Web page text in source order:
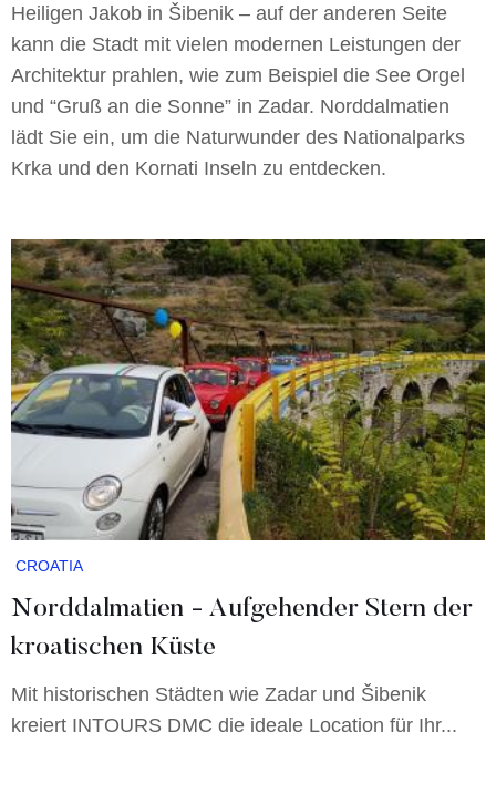
Heiligen Jakob in Šibenik – auf der anderen Seite
kann die Stadt mit vielen modernen Leistungen der
Architektur prahlen, wie zum Beispiel die See Orgel
und “Gruß an die Sonne” in Zadar. Norddalmatien
lädt Sie ein, um die Naturwunder des Nationalparks
Krka und den Kornati Inseln zu entdecken.
CROATIA
Norddalmatien - Aufgehender Stern der
kroatischen Küste
Mit historischen Städten wie Zadar und Šibenik
kreiert INTOURS DMC die ideale Location für Ihr...